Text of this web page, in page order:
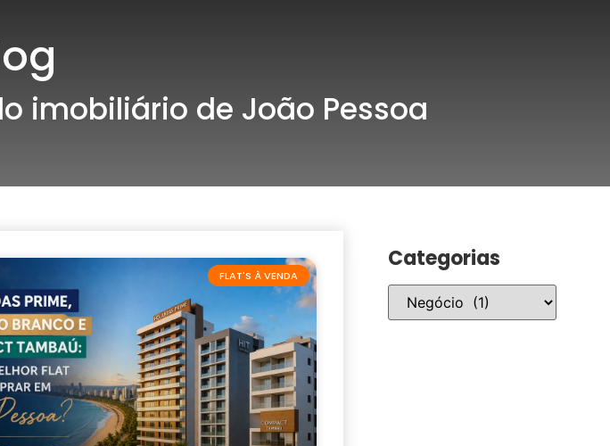
imobiliário de João Pessoa
FLAT'S À VENDA
Categorias